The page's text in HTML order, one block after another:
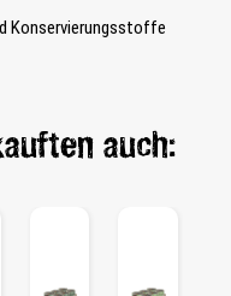
Konservierungsstoffe
auch: